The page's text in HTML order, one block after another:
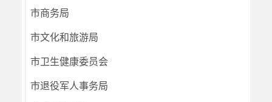
市商务局
市文化和旅游局
市卫生健康委员会
市退役军人事务局